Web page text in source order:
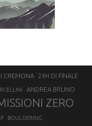
CREMONA 24H DI FINALE
ANDREA BRUNO
ZERO
BOULDERING